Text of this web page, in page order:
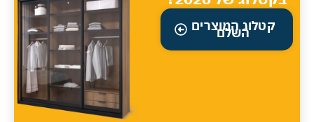
קטלוג המוצרים
השלם